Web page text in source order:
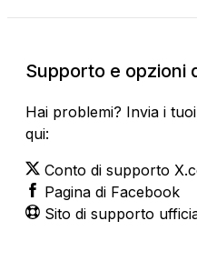
Supporto e opzioni
Hai problemi? Invia i
qui:
Conto di supporto
Pagina di Facebook
Sito di supporto